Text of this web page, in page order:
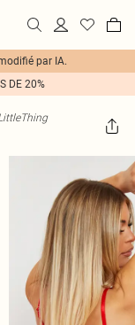
par IA.
DE 20%